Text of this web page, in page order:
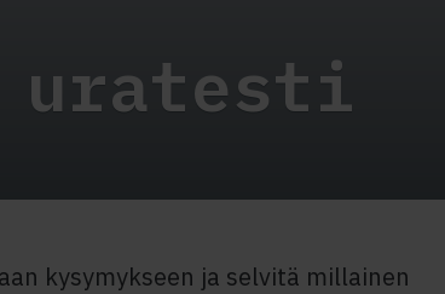
uratesti
kysymykseen ja selvitä millainen